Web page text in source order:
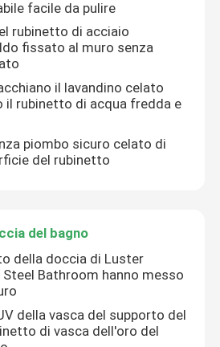
di acciaio inossidabile
di acciaio inossidabile
del bacino
del piatto
facile da pulire
rubinetto di acciaio
fissato al muro senza
il lavandino celato
il rubinetto di acqua fredda e
piombo sicuro celato di
del rubinetto
del bagno
della doccia di Luster
Bathroom hanno messo
della vasca del supporto del
di vasca dell'oro del